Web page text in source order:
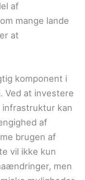
af
mange lande
at
komponent i
Ved at investere
kan
af
brugen af
vil ikke kun
men